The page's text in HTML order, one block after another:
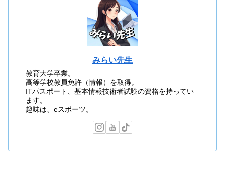
みらい先生
教育大学卒業。
高等学校教員免許（情報）を取得。
ITパスポート、基本情報技術者試験の資格を持ってい
ます。
趣味は、eスポーツ。